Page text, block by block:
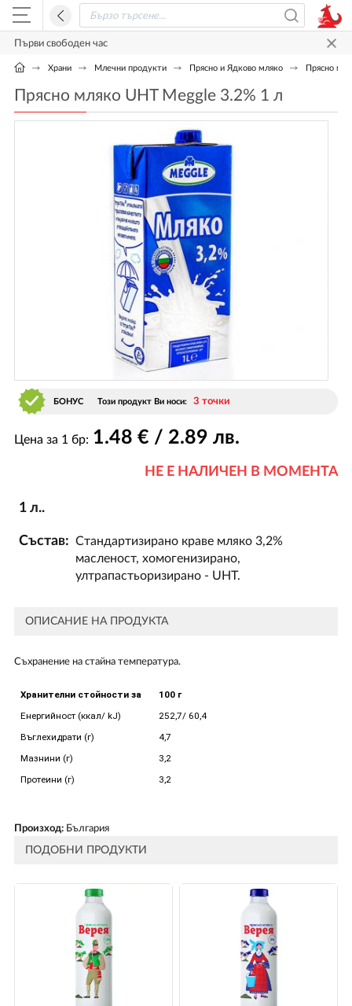
Първи свободен час
Храни Млечни продукти Прясно и Ядково мляко Прясно
Прясно мляко UHT Meggle 3.2% 1 л
БОНУС Този продукт Ви носи: 3 точки
Цена за 1 бр: 1.48 € / 2.89 лв.
НЕ Е НАЛИЧЕН В МОМЕНТА
1 л..
Състав: Стандартизирано краве мляко 3,2%
масленост, хомогенизирано,
ултрапастьоризирано - UHT.
ОПИСАНИЕ НА ПРОДУКТА
Съхранение на стайна температура.
Хранителни стойности за
100 г
Енергийност (ккал/ kJ)
252,7/ 60,4
Въглехидрати (г)
4,7
Мазнини (г)
3,2
Протеини (г)
3,2
Произход:България
ПОДОБНИ ПРОДУКТИ